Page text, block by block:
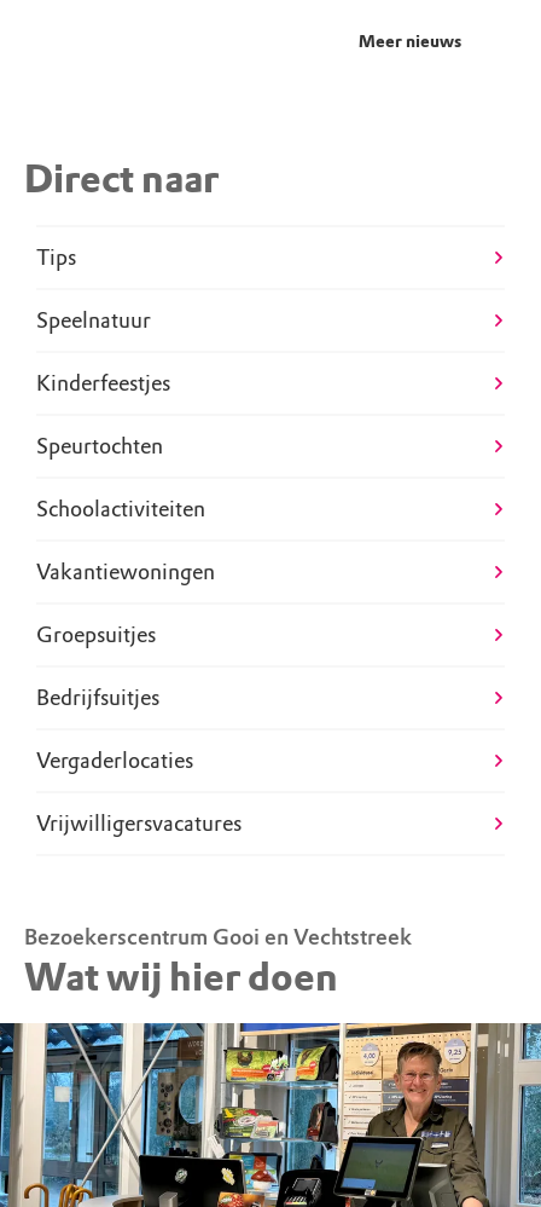
Meer nieuws
Direct naar
Tips
Speelnatuur
Kinderfeestjes
Speurtochten
Schoolactiviteiten
Vakantiewoningen
Groepsuitjes
Bedrijfsuitjes
Vergaderlocaties
Vrijwilligersvacatures
Bezoekerscentrum Gooi en Vechtstreek
Wat wij hier doen